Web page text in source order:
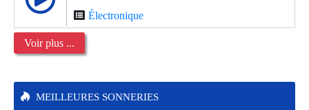
Électronique
Voir plus ...
MEILLEURES SONNERIES